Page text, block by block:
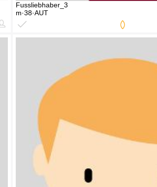
Fussliebhaber_3
m·38·AUT